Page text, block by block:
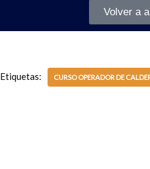
Volver a
Etiquetas: CURSO OPERADOR DE